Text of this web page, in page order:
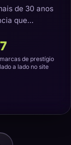
de 30 anos
que
7
marcas de prestígio
lado a lado no site